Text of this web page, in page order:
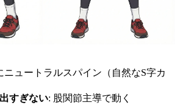
ニュートラルスパイン（自然なS字カ
すぎない: 股関節主導で動く